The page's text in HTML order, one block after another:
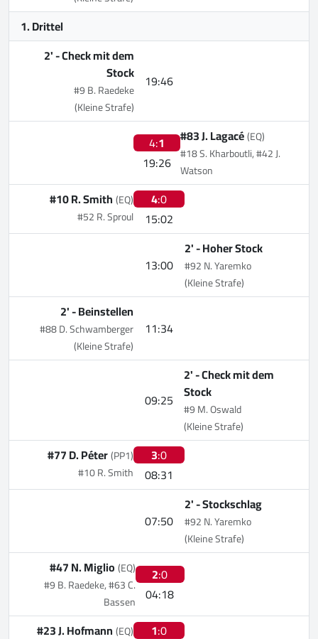
1. Drittel
19:46
2' -Check mit dem
Stock
#9 B. Raedeke
(Kleine Strafe)
4:1
19:26
#83 J. Lagacé(EQ)
#18 S. Kharboutli, #42 J.
Watson
4:0
15:02
#10 R. Smith(EQ)
#52 R. Sproul
13:00
2' -Hoher Stock
#92 N. Yaremko
(Kleine Strafe)
11:34
2' -Beinstellen
#88 D. Schwamberger
(Kleine Strafe)
09:25
2' -Check mit dem
Stock
#9 M. Oswald
(Kleine Strafe)
3:0
08:31
#77 D. Péter(PP1)
#10 R. Smith
07:50
2' -Stockschlag
#92 N. Yaremko
(Kleine Strafe)
2:0
04:18
#47 N. Miglio(EQ)
#9 B. Raedeke, #63 C.
Bassen
1:0
#23 J. Hofmann(EQ)